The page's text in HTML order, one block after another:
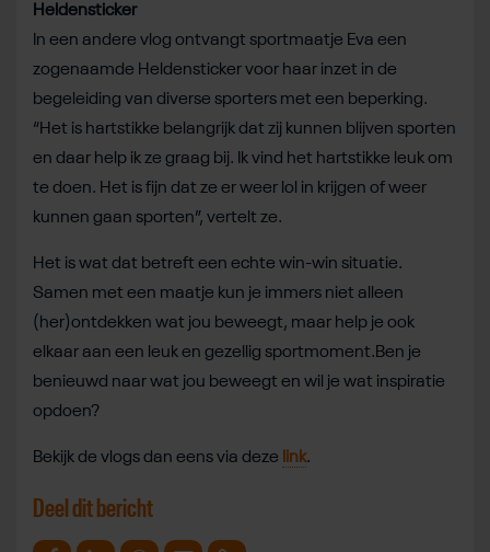
Heldensticker
In een andere vlog ontvangt sportmaatje Eva een
zogenaamde Heldensticker voor haar inzet in de
begeleiding van diverse sporters met een beperking.
“Het is hartstikke belangrijk dat zij kunnen blijven sporten
en daar help ik ze graag bij. Ik vind het hartstikke leuk om
te doen. Het is fijn dat ze er weer lol in krijgen of weer
kunnen gaan sporten”, vertelt ze.
Het is wat dat betreft een echte win-win situatie.
Samen met een maatje kun je immers niet alleen
(her)ontdekken wat jou beweegt, maar help je ook
elkaar aan een leuk en gezellig sportmoment.Ben je
benieuwd naar wat jou beweegt en wil je wat inspiratie
opdoen?
Bekijk de vlogs dan eens via deze link.
Deel dit bericht